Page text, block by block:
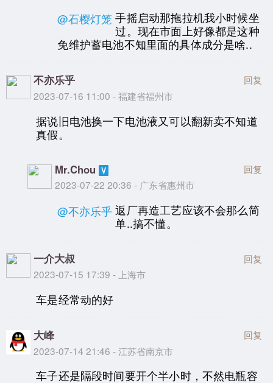
@石樱灯笼 手摇启动那拖拉机我小时候坐
过。现在市面上好像都是这种
免维护蓄电池不知里面的具体成分是啥..
不亦乐乎
2023-07-16 11:00 - 福建省福州市
回复
据说旧电池换一下电池液又可以翻新卖不知道
真假。
Mr.Chou
2023-07-22 20:36 - 广东省惠州市
回复
@不亦乐乎 返厂再造工艺应该不会那么简
单..搞不懂。
一介大叔
2023-07-15 17:39 - 上海市
回复
车是经常动的好
大峰
2023-07-14 21:46 - 江苏省南京市
回复
车子还是隔段时间要开个半小时，不然电瓶容